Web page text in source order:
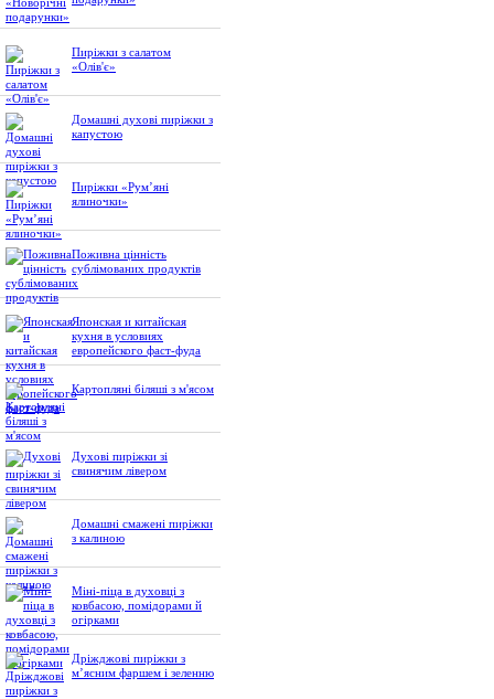
Пиріжки з салатом
«Олів'є»
Домашні духові пиріжки з
капустою
Пиріжки «Рум’яні
ялиночки»
Поживна цінність
сублімованих продуктів
Японская и китайская
кухня в условиях
европейского фаст-фуда
Картопляні біляші з м'ясом
Духові пиріжки зі
свинячим лівером
Домашні смажені пиріжки
з калиною
Міні-піца в духовці з
ковбасою, помідорами й
огірками
Дріжджові пиріжки з
м’ясним фаршем і зеленню